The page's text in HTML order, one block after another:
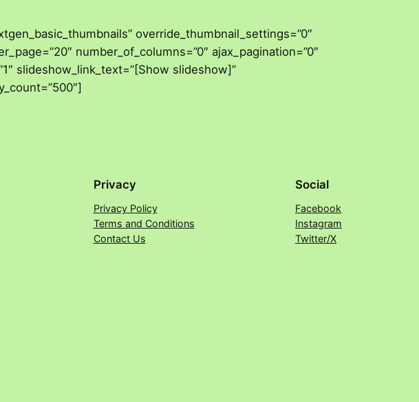
override_thumbnail_settings=”0″
number_of_columns=”0″ ajax_pagination=”0″
slideshow_link_text=”[Show slideshow]”
Privacy
Privacy Policy
Terms and Conditions
Contact Us
Social
Facebook
Instagram
Twitter/X